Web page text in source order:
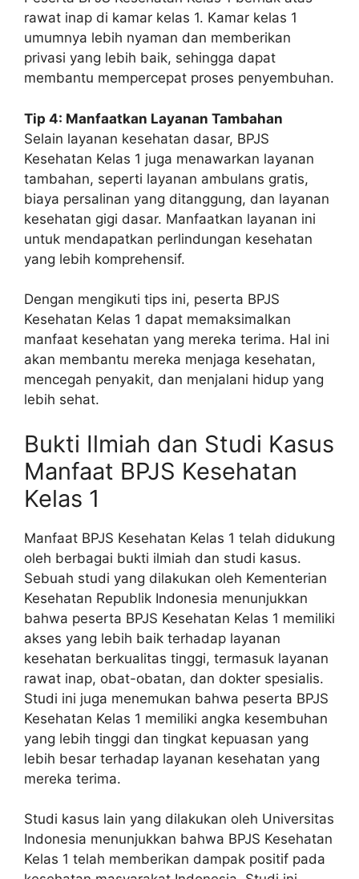
rawat inap di kamar kelas 1. Kamar kelas 1
umumnya lebih nyaman dan memberikan
privasi yang lebih baik, sehingga dapat
membantu mempercepat proses penyembuhan.
Tip 4: Manfaatkan Layanan Tambahan
Selain layanan kesehatan dasar, BPJS
Kesehatan Kelas 1 juga menawarkan layanan
tambahan, seperti layanan ambulans gratis,
biaya persalinan yang ditanggung, dan layanan
kesehatan gigi dasar. Manfaatkan layanan ini
untuk mendapatkan perlindungan kesehatan
yang lebih komprehensif.
Dengan mengikuti tips ini, peserta BPJS
Kesehatan Kelas 1 dapat memaksimalkan
manfaat kesehatan yang mereka terima. Hal ini
akan membantu mereka menjaga kesehatan,
mencegah penyakit, dan menjalani hidup yang
lebih sehat.
Bukti Ilmiah dan Studi Kasus
Manfaat BPJS Kesehatan
Kelas 1
Manfaat BPJS Kesehatan Kelas 1 telah didukung
oleh berbagai bukti ilmiah dan studi kasus.
Sebuah studi yang dilakukan oleh Kementerian
Kesehatan Republik Indonesia menunjukkan
bahwa peserta BPJS Kesehatan Kelas 1 memiliki
akses yang lebih baik terhadap layanan
kesehatan berkualitas tinggi, termasuk layanan
rawat inap, obat-obatan, dan dokter spesialis.
Studi ini juga menemukan bahwa peserta BPJS
Kesehatan Kelas 1 memiliki angka kesembuhan
yang lebih tinggi dan tingkat kepuasan yang
lebih besar terhadap layanan kesehatan yang
mereka terima.
Studi kasus lain yang dilakukan oleh Universitas
Indonesia menunjukkan bahwa BPJS Kesehatan
Kelas 1 telah memberikan dampak positif pada